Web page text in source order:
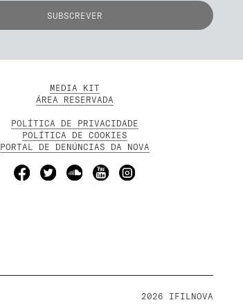
MEDIA KIT
ÁREA RESERVADA
POLÍTICA DE PRIVACIDADE
POLÍTICA DE COOKIES
PORTAL DE DENÚNCIAS DA NOVA
2026 IFILNOVA